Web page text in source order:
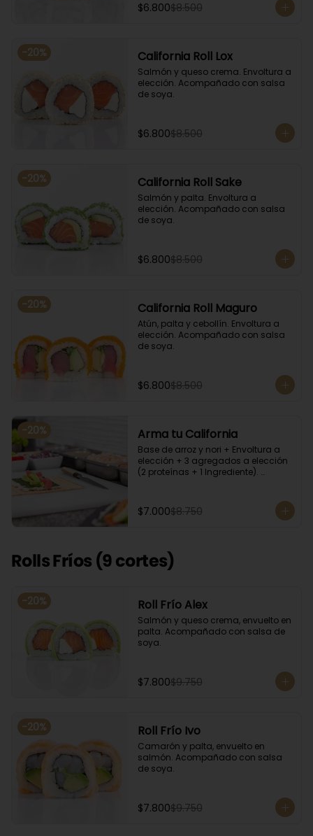
$6.800$8.500
-20% California Roll Lox
Salmón y queso crema. Envoltura a
elección. Acompañado con salsa
de soya.
$6.800$8.500
-20% California Roll Sake
Salmón y palta. Envoltura a
elección. Acompañado con salsa
de soya.
$6.800$8.500
-20% California Roll Maguro
Atún, palta y cebollín. Envoltura a
elección. Acompañado con salsa
de soya.
$6.800$8.500
-20% Arma tu California
Base de arroz y nori + Envoltura a
elección + 3 agregados a elección
(2 proteínas + 1 Ingrediente).
$7.000$8.750
Rolls Fríos (9 cortes)
-20% Roll Frío Alex
Salmón y queso crema, envuelto en
palta. Acompañado con salsa de
soya.
$7.800$9.750
-20% Roll Frío Ivo
Camarón y palta, envuelto en
salmón. Acompañado con salsa
de soya.
$7.800$9.750